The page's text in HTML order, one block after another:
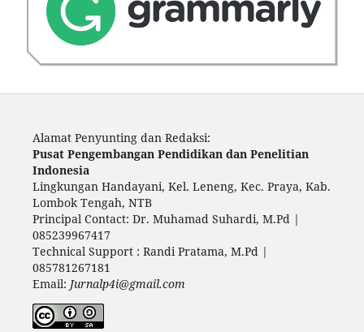
Alamat Penyunting dan Redaksi:
Pusat Pengembangan Pendidikan dan Penelitian
Indonesia
Lingkungan Handayani, Kel. Leneng, Kec. Praya, Kab.
Lombok Tengah, NTB
Principal Contact: Dr. Muhamad Suhardi, M.Pd |
085239967417
Technical Support : Randi Pratama, M.Pd |
085781267181
Email: Jurnalp4i@gmail.com